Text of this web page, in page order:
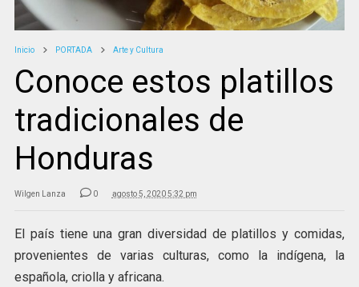
Inicio PORTADA Arte y Cultura
Conoce estos platillos
tradicionales de
Honduras
Wilgen Lanza 0 agosto 5, 2020 5:32 pm
El país tiene una gran diversidad de platillos y comidas,
provenientes de varias culturas, como la indígena, la
española, criolla y africana.